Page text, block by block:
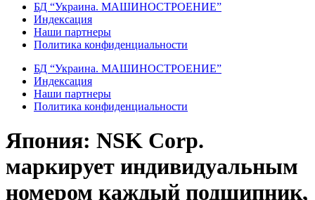
БД “Украина. МАШИНОСТРОЕНИЕ”
Индекcация
Наши партнеры
Политика конфиденциальности
БД “Украина. МАШИНОСТРОЕНИЕ”
Индекcация
Наши партнеры
Политика конфиденциальности
Япония: NSK Corp.
маркирует индивидуальным
номером каждый подшипник,